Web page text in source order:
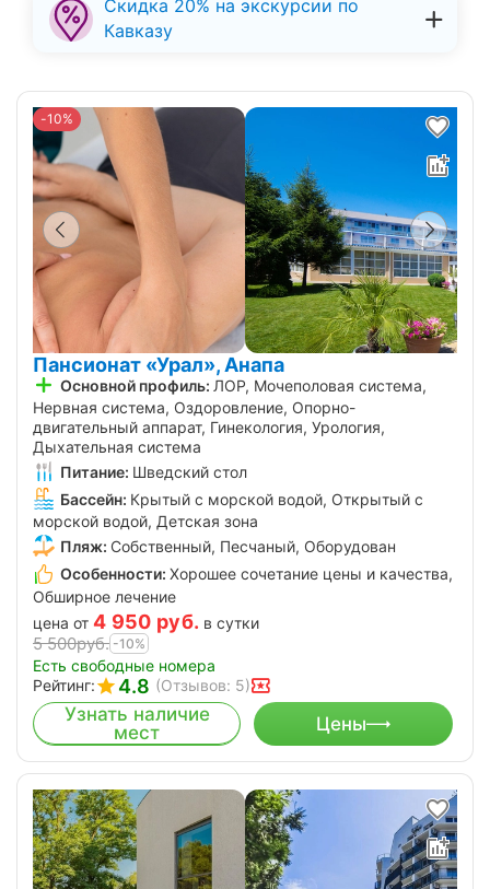
Скидка 20% на экскурсии по
Кавказу
-10%
Пансионат «Урал», Анапа
Основной профиль: ЛОР, Мочеполовая система,
Нервная система, Оздоровление, Опорно-
двигательный аппарат, Гинекология, Урология,
Дыхательная система
Питание: Шведский стол
Бассейн: Крытый с морской водой, Открытый с
морской водой, Детская зона
Пляж: Собственный, Песчаный, Оборудован
Особенности: Хорошее сочетание цены и качества,
Обширное лечение
цена от 4 950 руб. в сутки
5 500руб. -10%
Есть свободные номера
Рейтинг:
4.8 (Отзывов: 5)
Узнать наличие
мест
Цены